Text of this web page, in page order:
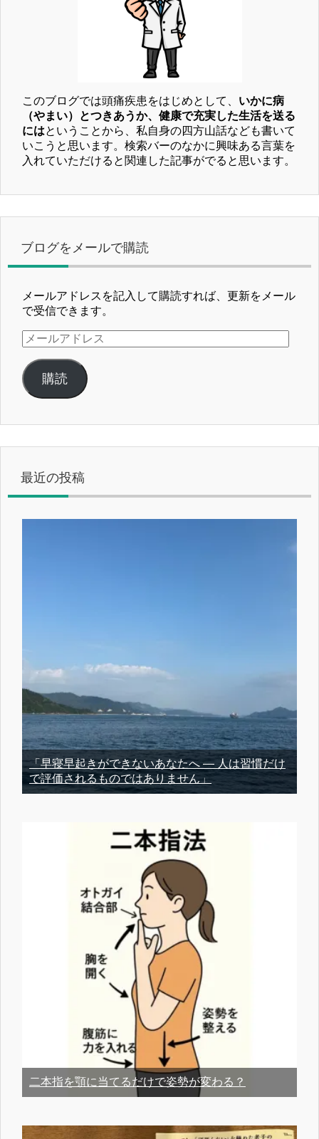
このブログでは頭痛疾患をはじめとして、 いかに病
（やまい）とつきあうか、健康で充実した生活を送る
にはということから、私自身の四方山話なども書いて
いこうと思います。検索バーのなかに興味ある言葉を
入れていただけると関連した記事がでると思います。
ブログをメールで購読
メールアドレスを記入して購読すれば、更新をメール
で受信できます。
メ
ー
ル
ア
ド
ス
購読
最近の投稿
「早寝早起きができないあなたへ ― 人は習慣だけ
で評価されるものではありません」
二本指を顎に当てるだけで姿勢が変わる？